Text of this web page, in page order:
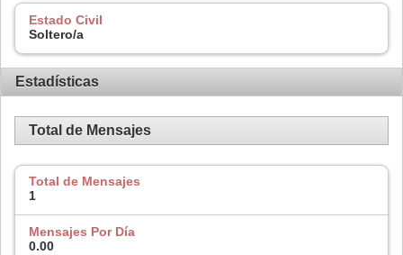
Estado Civil
Soltero/a
Estadísticas
Total de Mensajes
Total de Mensajes
1
Mensajes Por Día
0.00